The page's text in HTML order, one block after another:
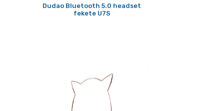
Dudao Bluetooth 5.0 headset
fekete U7S